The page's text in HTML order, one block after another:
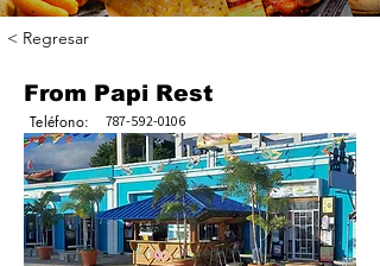
< Regresar
From Papi Rest
Teléfono: 787-592-0106